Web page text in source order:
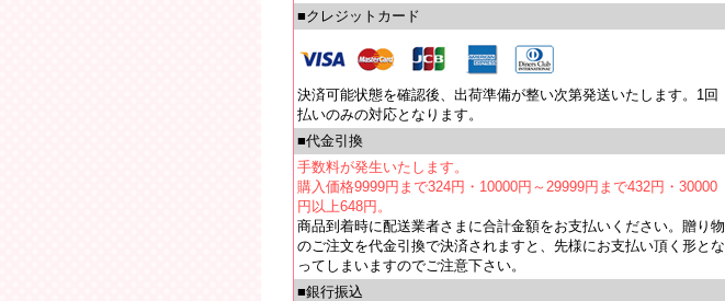
■クレジットカード
決済可能状態を確認後、出荷準備が整い次第発送いたします。1回
払いのみの対応となります。
■代金引換
手数料が発生いたします。
購入価格9999円まで324円・10000円～29999円まで432円・30000
円以上648円。
商品到着時に配送業者さまに合計金額をお支払いください。贈り物
のご注文を代金引換で決済されますと、先様にお支払い頂く形とな
ってしまいますのでご注意下さい。
■銀行振込